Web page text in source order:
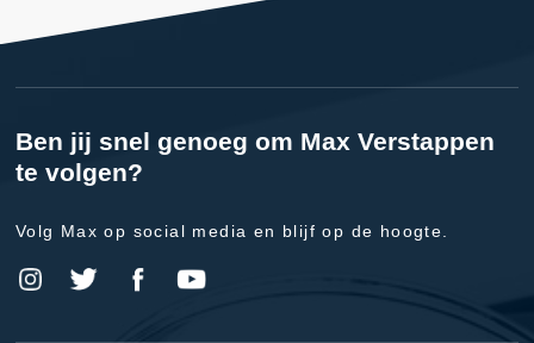
Ben jij snel genoeg om Max Verstappen
te volgen?
Volg Max op social media en blijf op de hoogte.